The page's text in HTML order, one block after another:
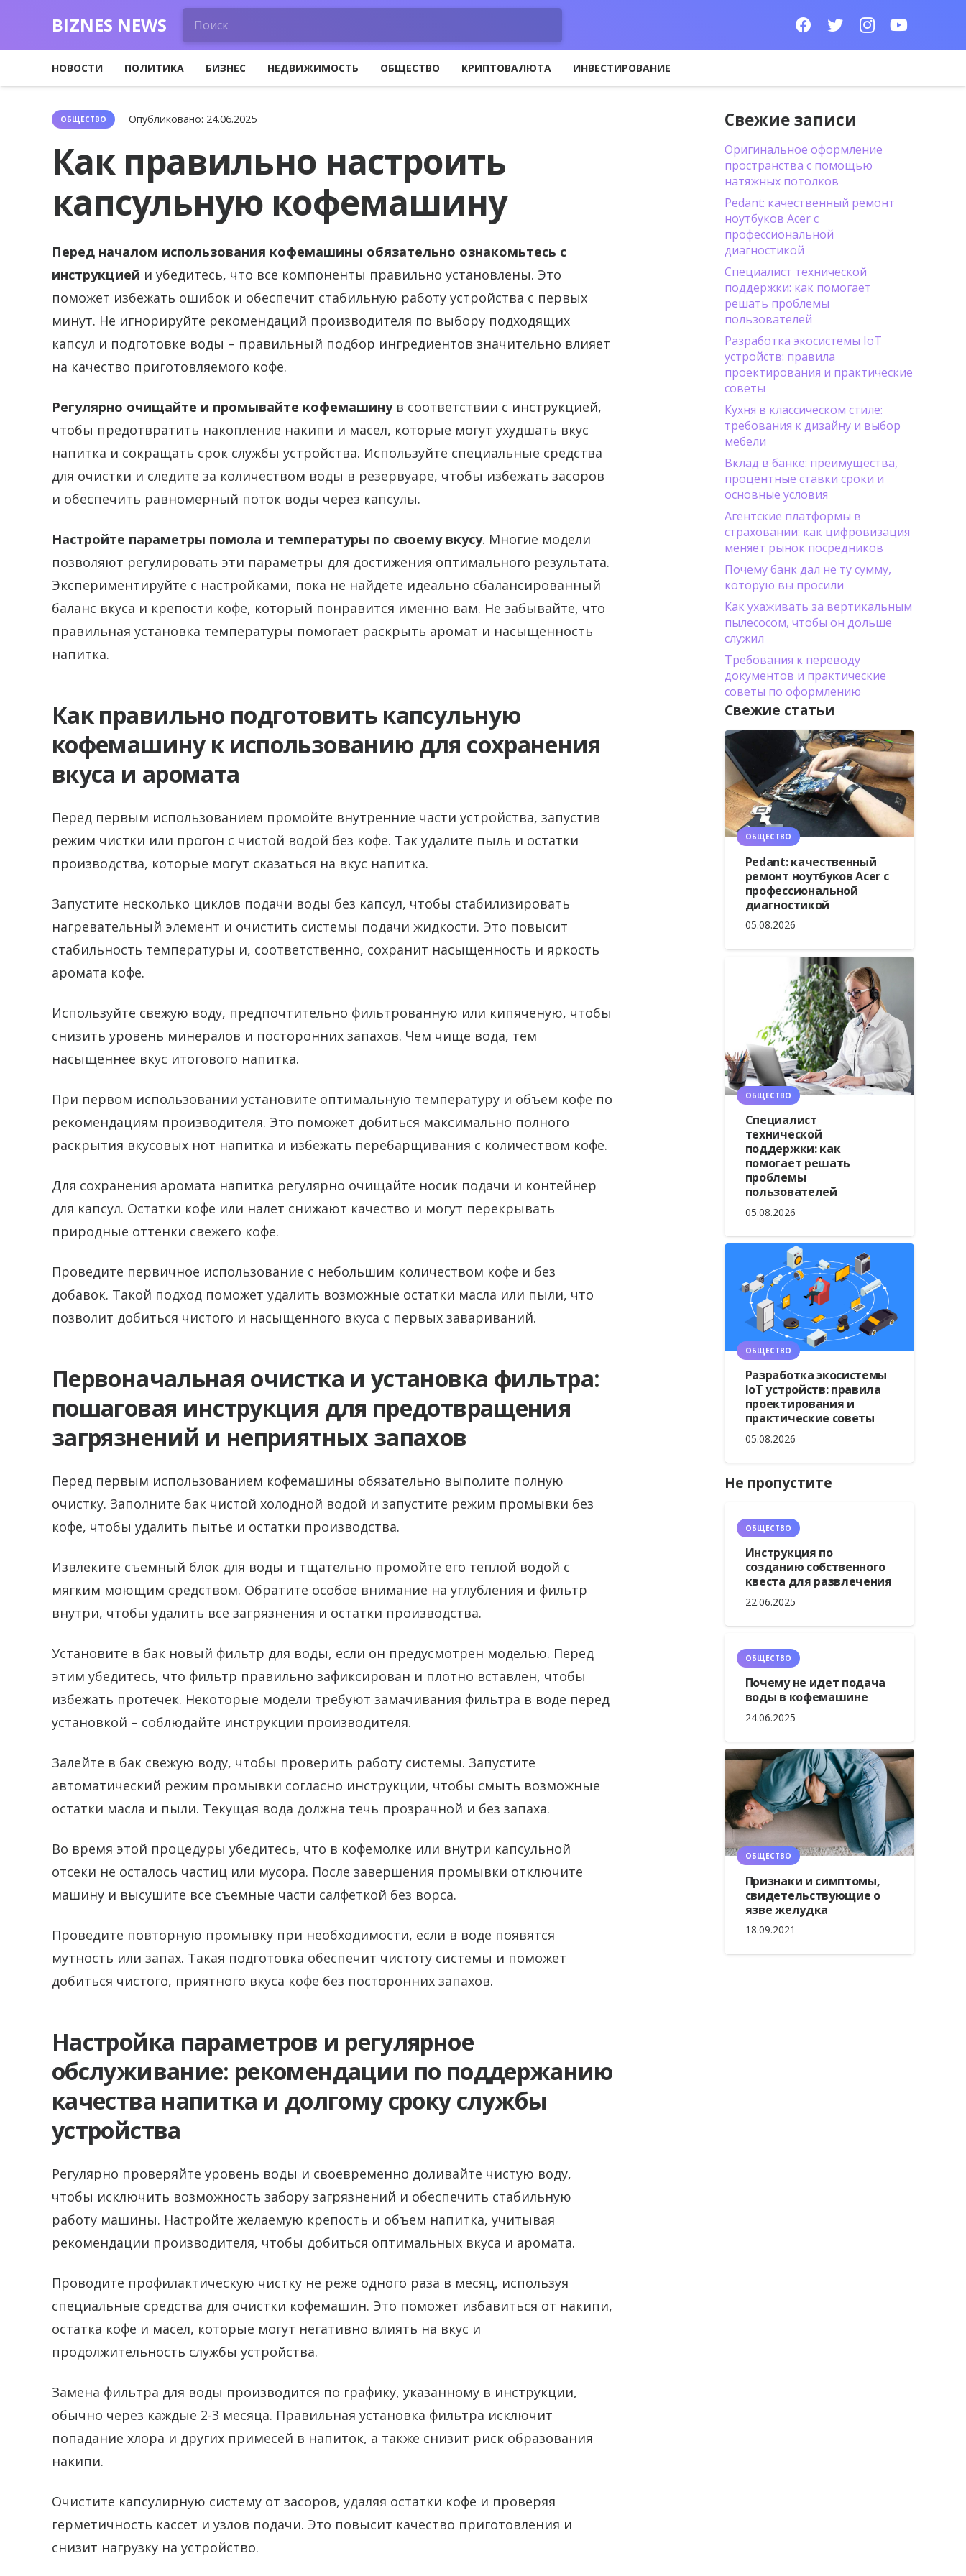
BIZNES NEWS
НОВОСТИ ПОЛИТИКА БИЗНЕС НЕДВИЖИМОСТЬ ОБЩЕСТВО КРИПТОВАЛЮТА ИНВЕСТИРОВАНИЕ
ОБЩЕСТВО Опубликовано: 24.06.2025
Как правильно настроить
капсульную кофемашину
Перед началом использования кофемашины обязательно ознакомьтесь с
инструкцией и убедитесь, что все компоненты правильно установлены. Это
поможет избежать ошибок и обеспечит стабильную работу устройства с первых
минут. Не игнорируйте рекомендаций производителя по выбору подходящих
капсул и подготовке воды – правильный подбор ингредиентов значительно влияет
на качество приготовляемого кофе.
Регулярно очищайте и промывайте кофемашинув соответствии с инструкцией,
чтобы предотвратить накопление накипи и масел, которые могут ухудшать вкус
напитка и сокращать срок службы устройства. Используйте специальные средства
для очистки и следите за количеством воды в резервуаре, чтобы избежать засоров
и обеспечить равномерный поток воды через капсулы.
Настройте параметры помола и температуры по своему вкусу. Многие модели
позволяют регулировать эти параметры для достижения оптимального результата.
Экспериментируйте с настройками, пока не найдете идеально сбалансированный
баланс вкуса и крепости кофе, который понравится именно вам. Не забывайте, что
правильная установка температуры помогает раскрыть аромат и насыщенность
напитка.
Как правильно подготовить капсульную
кофемашину к использованию для сохранения
вкуса и аромата
Перед первым использованием промойте внутренние части устройства, запустив
режим чистки или прогон с чистой водой без кофе. Так удалите пыль и остатки
производства, которые могут сказаться на вкус напитка.
Запустите несколько циклов подачи воды без капсул, чтобы стабилизировать
нагревательный элемент и очистить системы подачи жидкости. Это повысит
стабильность температуры и, соответственно, сохранит насыщенность и яркость
аромата кофе.
Используйте свежую воду, предпочтительно фильтрованную или кипяченую, чтобы
снизить уровень минералов и посторонних запахов. Чем чище вода, тем
насыщеннее вкус итогового напитка.
При первом использовании установите оптимальную температуру и объем кофе по
рекомендациям производителя. Это поможет добиться максимально полного
раскрытия вкусовых нот напитка и избежать перебарщивания с количеством кофе.
Для сохранения аромата напитка регулярно очищайте носик подачи и контейнер
для капсул. Остатки кофе или налет снижают качество и могут перекрывать
природные оттенки свежего кофе.
Проведите первичное использование с небольшим количеством кофе и без
добавок. Такой подход поможет удалить возможные остатки масла или пыли, что
позволит добиться чистого и насыщенного вкуса с первых завариваний.
Первоначальная очистка и установка фильтра:
пошаговая инструкция для предотвращения
загрязнений и неприятных запахов
Перед первым использованием кофемашины обязательно выполите полную
очистку. Заполните бак чистой холодной водой и запустите режим промывки без
кофе, чтобы удалить пытье и остатки производства.
Извлеките съемный блок для воды и тщательно промойте его теплой водой с
мягким моющим средством. Обратите особое внимание на углубления и фильтр
внутри, чтобы удалить все загрязнения и остатки производства.
Установите в бак новый фильтр для воды, если он предусмотрен моделью. Перед
этим убедитесь, что фильтр правильно зафиксирован и плотно вставлен, чтобы
избежать протечек. Некоторые модели требуют замачивания фильтра в воде перед
установкой – соблюдайте инструкции производителя.
Залейте в бак свежую воду, чтобы проверить работу системы. Запустите
автоматический режим промывки согласно инструкции, чтобы смыть возможные
остатки масла и пыли. Текущая вода должна течь прозрачной и без запаха.
Во время этой процедуры убедитесь, что в кофемолке или внутри капсульной
отсеки не осталось частиц или мусора. После завершения промывки отключите
машину и высушите все съемные части салфеткой без ворса.
Проведите повторную промывку при необходимости, если в воде появятся
мутность или запах. Такая подготовка обеспечит чистоту системы и поможет
добиться чистого, приятного вкуса кофе без посторонних запахов.
Настройка параметров и регулярное
обслуживание: рекомендации по поддержанию
качества напитка и долгому сроку службы
устройства
Регулярно проверяйте уровень воды и своевременно доливайте чистую воду,
чтобы исключить возможность забору загрязнений и обеспечить стабильную
работу машины. Настройте желаемую крепость и объем напитка, учитывая
рекомендации производителя, чтобы добиться оптимальных вкуса и аромата.
Проводите профилактическую чистку не реже одного раза в месяц, используя
специальные средства для очистки кофемашин. Это поможет избавиться от накипи,
остатка кофе и масел, которые могут негативно влиять на вкус и
продолжительность службы устройства.
Замена фильтра для воды производится по графику, указанному в инструкции,
обычно через каждые 2-3 месяца. Правильная установка фильтра исключит
попадание хлора и других примесей в напиток, а также снизит риск образования
накипи.
Очистите капсулирную систему от засоров, удаляя остатки кофе и проверяя
герметичность кассет и узлов подачи. Это повысит качество приготовления и
снизит нагрузку на устройство.
Свежие записи
Оригинальное оформление
пространства с помощью
натяжных потолков
Pedant: качественный ремонт
ноутбуков Acer с
профессиональной
диагностикой
Специалист технической
поддержки: как помогает
решать проблемы
пользователей
Разработка экосистемы IoT
устройств: правила
проектирования и практические
советы
Кухня в классическом стиле:
требования к дизайну и выбор
мебели
Вклад в банке: преимущества,
процентные ставки сроки и
основные условия
Агентские платформы в
страховании: как цифровизация
меняет рынок посредников
Почему банк дал не ту сумму,
которую вы просили
Как ухаживать за вертикальным
пылесосом, чтобы он дольше
служил
Требования к переводу
документов и практические
советы по оформлению
Свежие статьи
ОБЩЕСТВО
Pedant: качественный
ремонт ноутбуков Acer с
профессиональной
диагностикой
05.08.2026
ОБЩЕСТВО
Специалист
технической
поддержки: как
помогает решать
проблемы
пользователей
05.08.2026
ОБЩЕСТВО
Разработка экосистемы
IoT устройств: правила
проектирования и
практические советы
05.08.2026
Не пропустите
ОБЩЕСТВО
Инструкция по
созданию собственного
квеста для развлечения
22.06.2025
ОБЩЕСТВО
Почему не идет подача
воды в кофемашине
24.06.2025
ОБЩЕСТВО
Признаки и симптомы,
свидетельствующие о
язве желудка
18.09.2021